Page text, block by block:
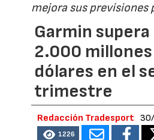
mejora sus previsiones
Garmin supera
2.000
dólares en el
trimestre
Redacción Tradesport
1226